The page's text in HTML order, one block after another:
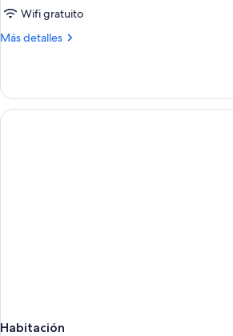
Suite,
1
size,
balcón
Wifi gratuito
Más detalles
Más
1
cama
King
Habitación